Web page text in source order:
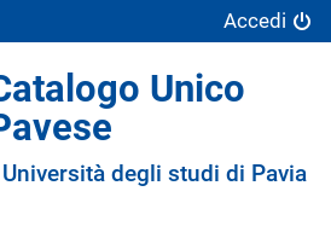
Accedi
Unico
Università degli studi di Pavia